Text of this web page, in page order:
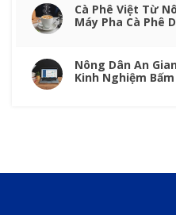
Cà Phê Việt Từ
Máy Pha Cà Phê
Nông Dân An
Kinh Nghiệm